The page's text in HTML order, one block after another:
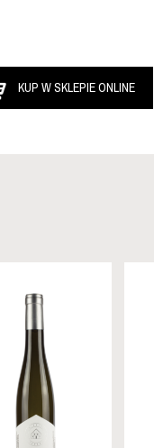
KUP W SKLEPIE ONLINE